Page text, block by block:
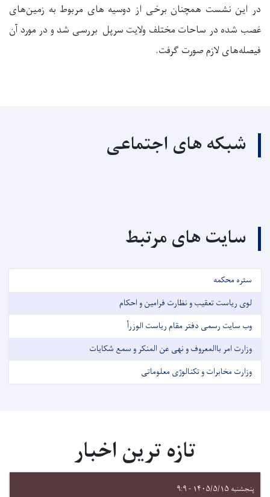
در این نشست همچنان برخی از دوسیه های مربوط به زمین‌های
غصب شده در ساحات مختلف ولایت سرپل بررسی شد و در مورد آن
فیصله‌های لازم صورت گرفت.
شبکه های اجتماعی
سایت های مرتبط
ستره محکمه
لوی ریاست تعقیب و نظارت فرامین و احکام
وب سایت رسمی دفتر مقام ریاست الوزرأ
وزارت امر باالمعروف و نهی عن المنکر و سمع شکایات
وزارت مخابرات و تکنالوژی معلوماتی
تازه ترین اخبار
پنجشنبه ۱۴۰۵/۵/۱۵ - ۹:۹